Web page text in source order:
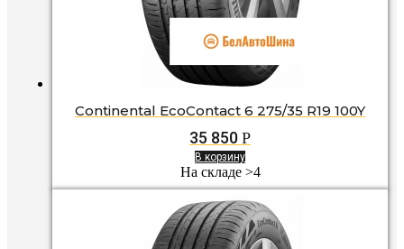
Continental EcoContact 6 275/35 R19 100Y
35 850 Р
В корзину
На складе >4